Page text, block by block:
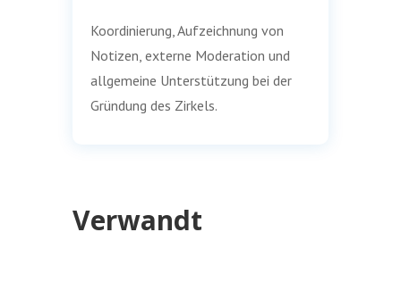
Koordinierung, Aufzeichnung von
Notizen, externe Moderation und
allgemeine Unterstützung bei der
Gründung des Zirkels.
Verwandt